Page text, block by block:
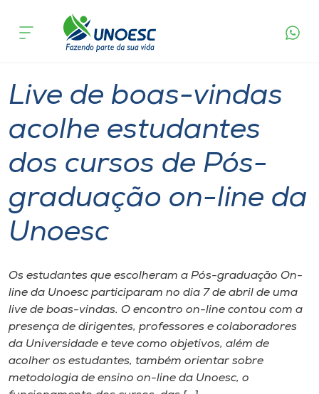
Cursos
Atendimento ao Estudante
Portal de Ensino
Internacionalização
I.nova
acontece
Live de boas-vindas
acolhe estudantes
dos cursos de Pós-
graduação on-line da
Unoesc
Os estudantes que escolheram a Pós-graduação On-
line da Unoesc participaram no dia 7 de abril de uma
live de boas-vindas. O encontro on-line contou com a
presença de dirigentes, professores e colaboradores
da Universidade e teve como objetivos, além de
acolher os estudantes, também orientar sobre
metodologia de ensino on-line da Unoesc, o